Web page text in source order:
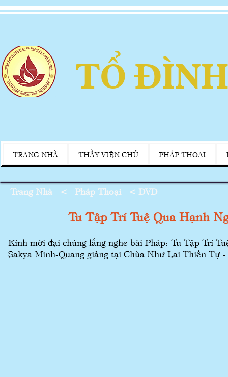
TỔ
TRANG NHÀ THẦY VIỆN CHỦ PHÁP THOẠI
Trang Nhà < Pháp Thoại < DVD
Tu Tập Trí Tuệ Qua Hạnh
Kính mời đại chúng lắng nghe bài Pháp: Tu Tập Trí
Sakya Minh-Quang giảng tại Chùa Như Lai Thiền Tự